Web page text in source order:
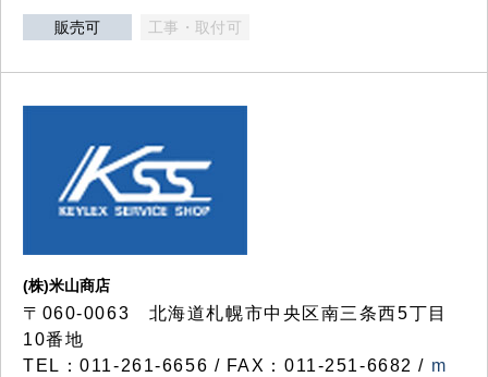
販売可 工事・取付可
(株)米山商店
〒060-0063 北海道札幌市中央区南三条西5丁目
10番地
TEL：011-261-6656 / FAX：011-251-6682 / m